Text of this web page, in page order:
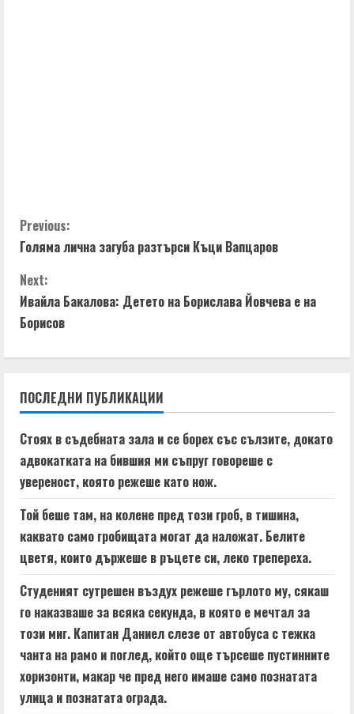
i
n
g
C
o
n
t
i
n
u
e
R
e
a
d
i
n
g
Previous:
Голяма лична загуба разтърси Къци Вапцаров
Next:
Ивайла Бакалова: Детето на Борислава Йовчева е на
Борисов
ПОСЛЕДНИ ПУБЛИКАЦИИ
Стоях в съдебната зала и се борех със сълзите, докато
адвокатката на бившия ми съпруг говореше с
увереност, която режеше като нож.
Той беше там, на колене пред този гроб, в тишина,
каквато само гробищата могат да наложат. Белите
цветя, които държеше в ръцете си, леко трепереха.
Студеният сутрешен въздух режеше гърлото му, сякаш
го наказваше за всяка секунда, в която е мечтал за
този миг. Капитан Даниел слезе от автобуса с тежка
чанта на рамо и поглед, който още търсеше пустинните
хоризонти, макар че пред него имаше само познатата
улица и познатата ограда.